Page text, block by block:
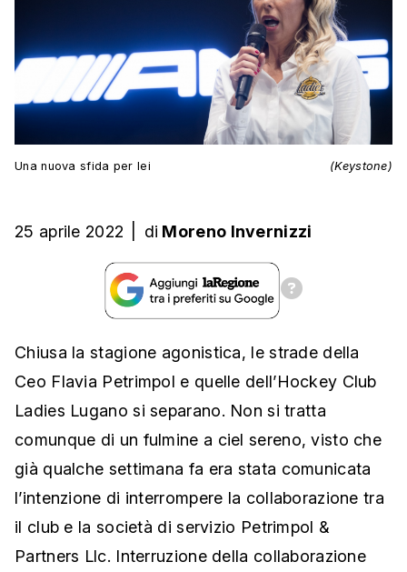
Una nuova sfida per lei (Keystone)
25 aprile 2022 di Moreno Invernizzi
Chiusa la stagione agonistica, le strade della
Ceo Flavia Petrimpol e quelle dell’Hockey Club
Ladies Lugano si separano. Non si tratta
comunque di un fulmine a ciel sereno, visto che
già qualche settimana fa era stata comunicata
l’intenzione di interrompere la collaborazione tra
il club e la società di servizio Petrimpol &
Partners Llc. Interruzione della collaborazione